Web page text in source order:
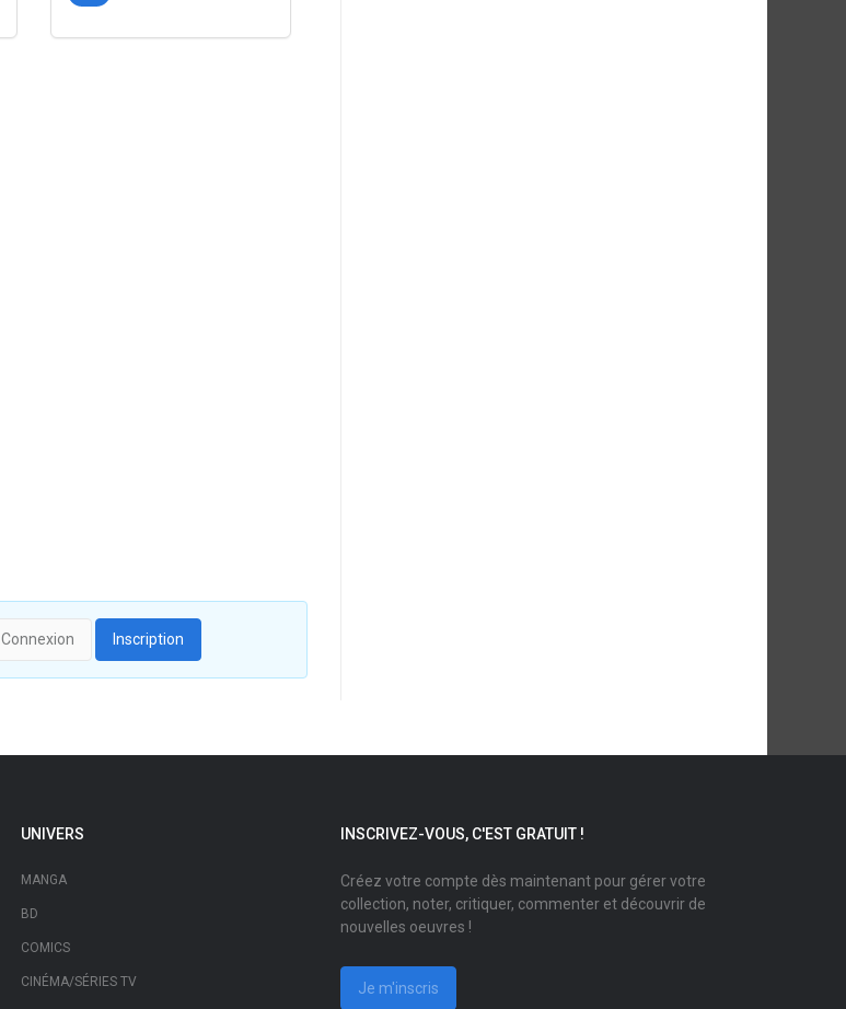
Connexion Inscription
UNIVERS
MANGA
BD
COMICS
CINÉMA/SÉRIES TV
INSCRIVEZ-VOUS, C'EST GRATUIT !
Créez votre compte dès maintenant pour gérer votre
collection, noter, critiquer, commenter et découvrir de
nouvelles oeuvres !
Je m'inscris